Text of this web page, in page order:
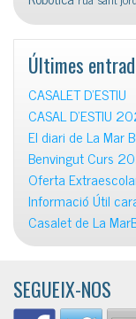
Últimes
CASALET D’ESTIU
CASAL D’ESTIU
El diari de La Mar
Benvingut Curs
Oferta
Informació Útil
Casalet de La
SEGUEIX-NOS